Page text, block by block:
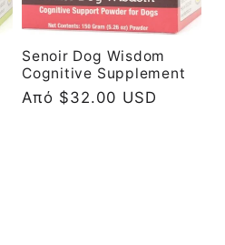
Senoir Dog Wisdom
Cognitive Supplement
Κανονική
Από $32.00 USD